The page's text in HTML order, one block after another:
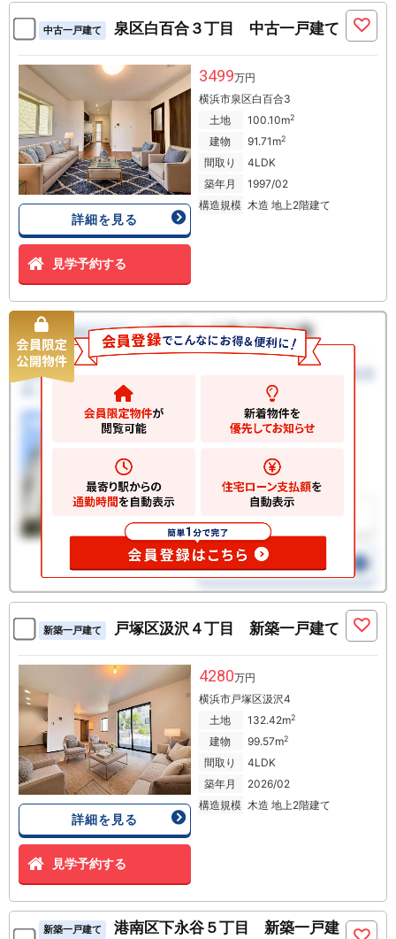
中古一戸建て 泉区白百合３丁目 中古一戸建て
詳細を見る
見学予約する
3499万円
横浜市泉区白百合3
土地
100.10m2
建物 91.71m2
間取り
4LDK
築年月
1997/02
構造規模 木造 地上2階建て
新築一戸建て 戸塚区汲沢４丁目 新築一戸建て
詳細を見る
見学予約する
4280万円
横浜市戸塚区汲沢4
土地
132.42m2
建物 99.57m2
間取り
4LDK
築年月
2026/02
構造規模 木造 地上2階建て
新築一戸建て 港南区下永谷５丁目 新築一戸建